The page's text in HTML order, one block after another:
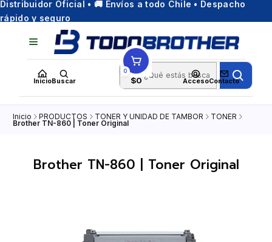
Distribuidor Oficial • 🚚 Envíos a todo Chile • Despacho
rápido y seguro
InicioBuscar
0
$0 AccesoContacto
Inicio PRODUCTOS TONER Y UNIDAD DE TAMBOR TONER
Brother TN-860 | Toner Original
Brother TN-860 | Toner Original